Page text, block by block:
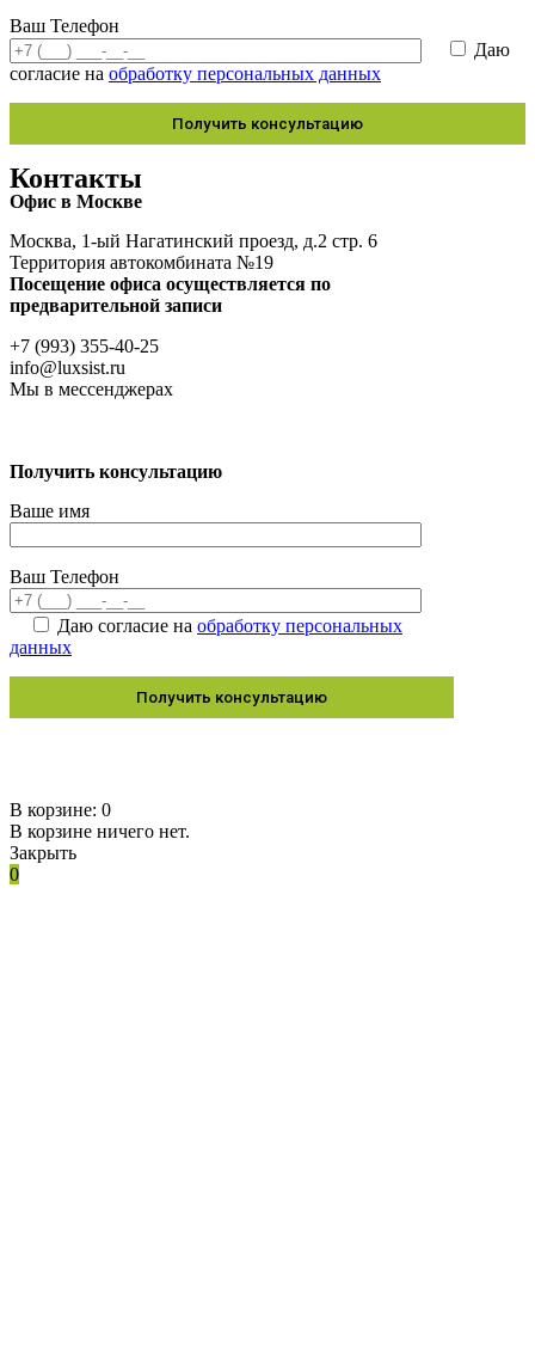
Ваш Телефон
Даю
согласие на обработку персональных данных
Контакты
Офис в Москве
Москва, 1-ый Нагатинский проезд, д.2 стр. 6
Территория автокомбината №19
Посещение офиса осуществляется по
предварительной записи
+7 (993) 355-40-25
info@luxsist.ru
Мы в мессенджерах
Получить консультацию
Ваше имя
Ваш Телефон
Даю согласие на обработку персональных
данных
В корзине: 0
В корзине ничего нет.
Закрыть
0